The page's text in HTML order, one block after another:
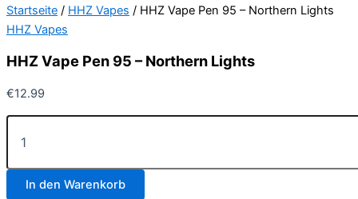
Startseite / HHZ Vapes / HHZ Vape Pen 95 – Northern Lights
HHZ Vapes
HHZ Vape Pen 95 – Northern Lights
€12.99
HHZ
Vape
95
In den Warenkorb